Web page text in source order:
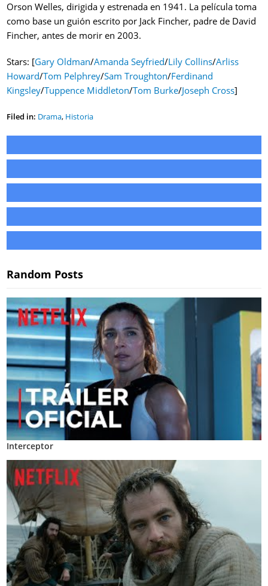
Orson Welles, dirigida y estrenada en 1941. La película toma
como base un guión escrito por Jack Fincher, padre de David
Fincher, antes de morir en 2003.
Stars: [Gary Oldman/Amanda Seyfried/Lily Collins/Arliss
Howard/Tom Pelphrey/Sam Troughton/Ferdinand
Kingsley/Tuppence Middleton/Tom Burke/Joseph Cross]
Filed in: Drama, Historia
Random Posts
Interceptor